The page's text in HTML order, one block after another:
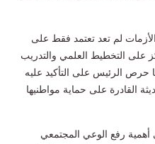
لم تعد تعتمد فقط على
على التخطيط العلمي والتدريب
حرص الرئيس على التأكيد عليه
القادرة على حماية مواطنيها
رفع الوعي المجتمعي